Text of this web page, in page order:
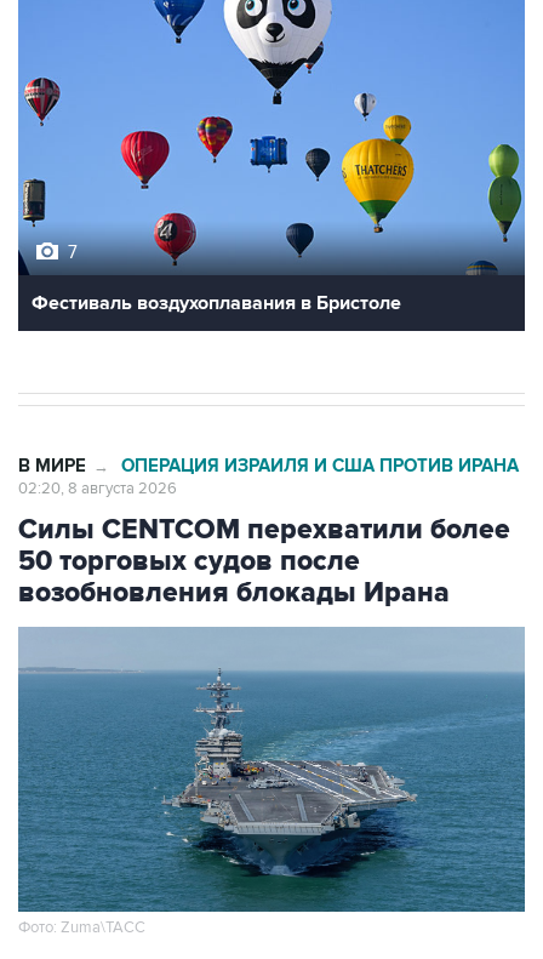
7
Фестиваль воздухоплавания в Бристоле
В МИРЕ → ОПЕРАЦИЯ ИЗРАИЛЯ И США ПРОТИВ ИРАНА
02:20, 8 августа 2026
Силы CENTCOM перехватили более
50 торговых судов после
возобновления блокады Ирана
Фото: Zuma\ТАСС